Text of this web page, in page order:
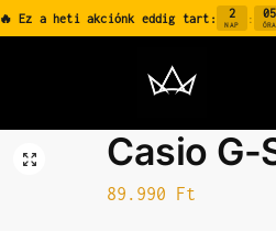
🔥 Ez a heti akciónk eddig tart: 2
NAP : 05
ÓRA
Casio G-
89.990 Ft